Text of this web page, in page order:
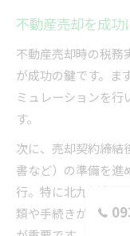
不動産売却を成
不動産売却時の税務
が成功の鍵です。ま
ミュレーションを行
す。
次に、売却契約締結
書など）の準備を進
行。特に北九州市の
類や手続きが微妙に